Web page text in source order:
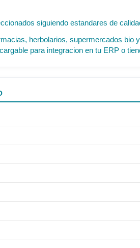
siguiendo estandares de
herbolarios, supermercados bio
para integracion en tu ERP o